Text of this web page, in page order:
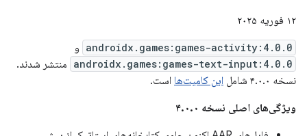
۱۲ فوریه ۲۰۲۵
androidx.games:games-activity:4.0.0 و
androidx.games:games-text-input:4.0.0 منتشر شدند.
نسخه ۴.۰.۰ شامل
این کامیت‌ها است.
ویژگی‌های اصلی نسخه ۴.۰.۰